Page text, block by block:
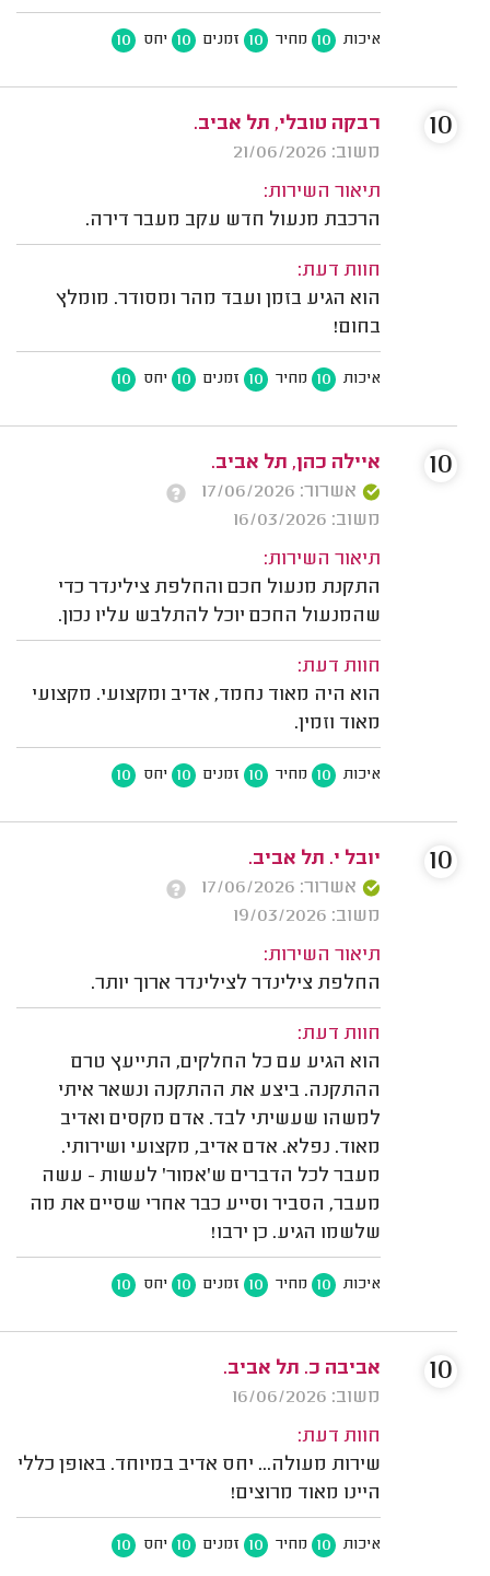
איכות 10 מחיר 10 זמנים 10 יחס 10
רבקה טובלי, תל אביב.
משוב: 21/06/2026
תיאור השירות:
הרכבת מנעול חדש עקב מעבר דירה.
חוות דעת:
הוא הגיע בזמן ועבד מהר ומסודר. מומלץ
בחום!
איכות 10 מחיר 10 זמנים 10 יחס 10
10
איילה כהן, תל אביב.
אשרור: 17/06/2026
משוב: 16/03/2026
תיאור השירות:
התקנת מנעול חכם והחלפת צילינדר כדי
שהמנעול החכם יוכל להתלבש עליו נכון.
חוות דעת:
הוא היה מאוד נחמד, אדיב ומקצועי. מקצועי
מאוד וזמין.
איכות 10 מחיר 10 זמנים 10 יחס 10
10
יובל י. תל אביב.
אשרור: 17/06/2026
משוב: 19/03/2026
תיאור השירות:
החלפת צילינדר לצילינדר ארוך יותר.
חוות דעת:
הוא הגיע עם כל החלקים, התייעץ טרם
ההתקנה. ביצע את ההתקנה ונשאר איתי
למשהו שעשיתי לבד. אדם מקסים ואדיב
מאוד. נפלא. אדם אדיב, מקצועי ושירותי.
מעבר לכל הדברים ש'אמור' לעשות - עשה
מעבר, הסביר וסייע כבר אחרי שסיים את מה
שלשמו הגיע. כן ירבו!
איכות 10 מחיר 10 זמנים 10 יחס 10
10
אביבה כ. תל אביב.
משוב: 16/06/2026
חוות דעת:
שירות מעולה... יחס אדיב במיוחד. באופן כללי
היינו מאוד מרוצים!
איכות 10 מחיר 10 זמנים 10 יחס 10
10